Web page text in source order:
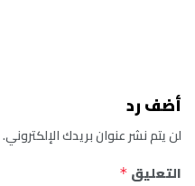
أضف رد
لن يتم نشر عنوان بريدك الإلكتروني.
التعليق *